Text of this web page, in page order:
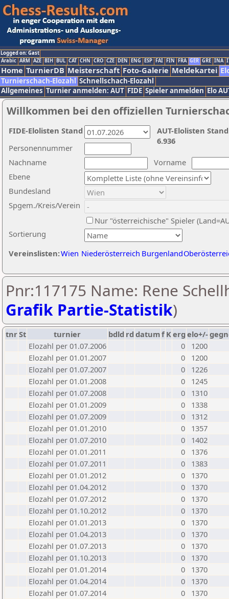
Logged on: Gast
Arabic ARM AZE BIH BUL CAT CHN CRO CZE DEN ENG ESP FAI FIN FRA GER GRE INA
Home TurnierDB Meisterschaft Foto-Galerie Meldekartei
Turnierschach-Elozahl Schnellschach-Elozahl
Allgemeines Turnier anmelden: AUT FIDE Spieler anmelden Elo
Willkommen bei den offiziellen
Nachname
Vorname
Ebene
Sortierung
Personennummer
Bundesland
Spgem./Kreis/Verein
Nur "österreichische" Spieler
Vereinslisten:Wien Niederösterreich Burgenland
AUT-Elolisten
6.936
FIDE-Elolisten Stand
Pnr:117175 Name: Rene
Grafik Partie-Statistik)
tnrSt turnier bdld rd datumf Kerg elo+/-
Elozahl per 01.07.2006
0
1200
Elozahl per 01.01.2007
0
1200
Elozahl per 01.07.2007
0
1226
Elozahl per 01.01.2008
0
1245
Elozahl per 01.07.2008
0
1310
Elozahl per 01.01.2009
0
1338
Elozahl per 01.07.2009
0
1312
Elozahl per 01.01.2010
0
1357
Elozahl per 01.07.2010
0
1402
Elozahl per 01.01.2011
0
1376
Elozahl per 01.07.2011
0
1383
Elozahl per 01.01.2012
0
1370
Elozahl per 01.04.2012
0
1370
Elozahl per 01.07.2012
0
1370
Elozahl per 01.10.2012
0
1370
Elozahl per 01.01.2013
0
1370
Elozahl per 01.04.2013
0
1370
Elozahl per 01.07.2013
0
1370
Elozahl per 01.10.2013
0
1370
Elozahl per 01.01.2014
0
1370
Elozahl per 01.04.2014
0
1370
Elozahl per 01.07.2014
0
1370